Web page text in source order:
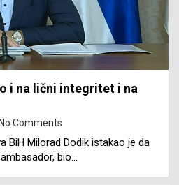
i na lični integritet i na
No Comments
BiH Milorad Dodik istakao je da
bio…